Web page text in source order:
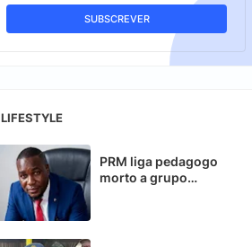
LIFESTYLE
PRM liga pedagogo
morto a grupo